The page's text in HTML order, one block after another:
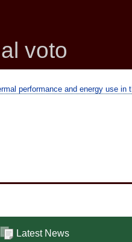
voto
performance and energy use in
Latest News